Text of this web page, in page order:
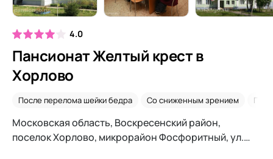
4.0
Пансионат Желтый крест в
Хорлово
После перелома шейки бедра Со сниженным зрением
Московская область, Воскресенский район,
поселок Хорлово, микрорайон Фосфоритный, ул.